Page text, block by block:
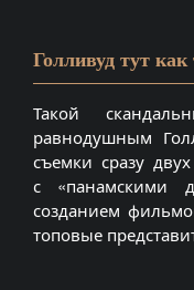
Голливуд тут как
Такой
равнодушным
съемки сразу
с «панамскими
созданием
топовые